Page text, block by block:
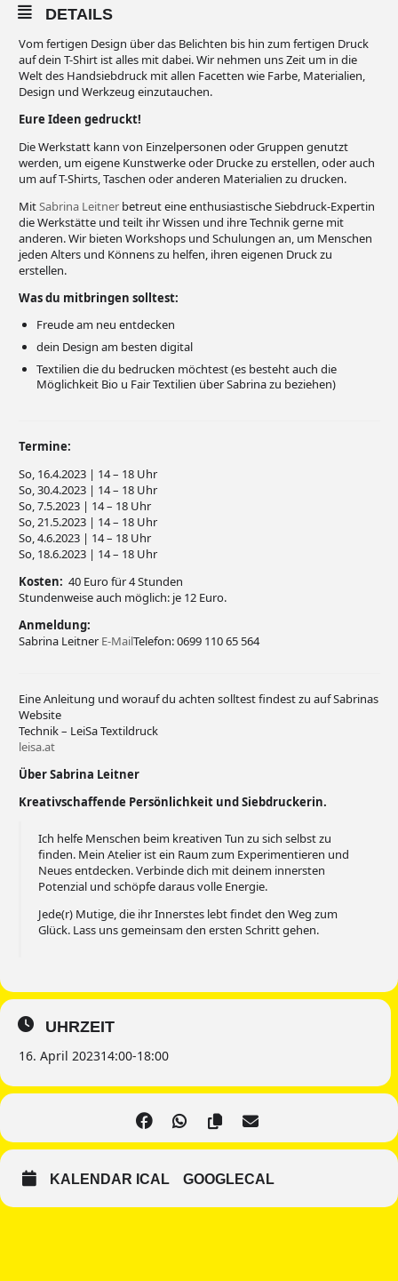
DETAILS
Vom fertigen Design über das Belichten bis hin zum fertigen Druck
auf dein T-Shirt ist alles mit dabei. Wir nehmen uns Zeit um in die
Welt des Handsiebdruck mit allen Facetten wie Farbe, Materialien,
Design und Werkzeug einzutauchen.
Eure Ideen gedruckt!
Die Werkstatt kann von Einzelpersonen oder Gruppen genutzt
werden, um eigene Kunstwerke oder Drucke zu erstellen, oder auch
um auf T-Shirts, Taschen oder anderen Materialien zu drucken.
MitSabrina Leitner betreut eine enthusiastische Siebdruck-Expertin
die Werkstätte und teilt ihr Wissen und ihre Technik gerne mit
anderen. Wir bieten Workshops und Schulungen an, um Menschen
jeden Alters und Könnens zu helfen, ihren eigenen Druck zu
erstellen.
Was du mitbringen solltest:
Freude am neu entdecken
dein Design am besten digital
Textilien die du bedrucken möchtest (es besteht auch die
Möglichkeit Bio u Fair Textilien über Sabrina zu beziehen)
Termine:
So, 16.4.2023 | 14 – 18 Uhr
So, 30.4.2023 | 14 – 18 Uhr
So, 7.5.2023 | 14 – 18 Uhr
So,21.5.2023 | 14 – 18 Uhr
So, 4.6.2023 | 14 – 18 Uhr
So, 18.6.2023 | 14 – 18 Uhr
Kosten: 40 Euro für 4 Stunden
Stundenweise auch möglich: je 12 Euro.
Anmeldung:
Sabrina Leitner E-MailTelefon: 0699 110 65 564
Eine Anleitung und worauf du achten solltest findest zu auf Sabrinas
Website
Technik – LeiSa Textildruck
leisa.at
Über Sabrina Leitner
Kreativschaffende Persönlichkeit und Siebdruckerin.
Ich helfe Menschen beim kreativen Tun zu sich selbst zu
finden. Mein Atelier ist ein Raum zum Experimentieren und
Neues entdecken. Verbinde dich mit deinem innersten
Potenzial und schöpfe daraus volle Energie.
Jede(r) Mutige, die ihr Innerstes lebt findet den Weg zum
Glück. Lass uns gemeinsam den ersten Schritt gehen.
UHRZEIT
16. April 202314:00-18:00
KALENDAR ICAL GOOGLECAL